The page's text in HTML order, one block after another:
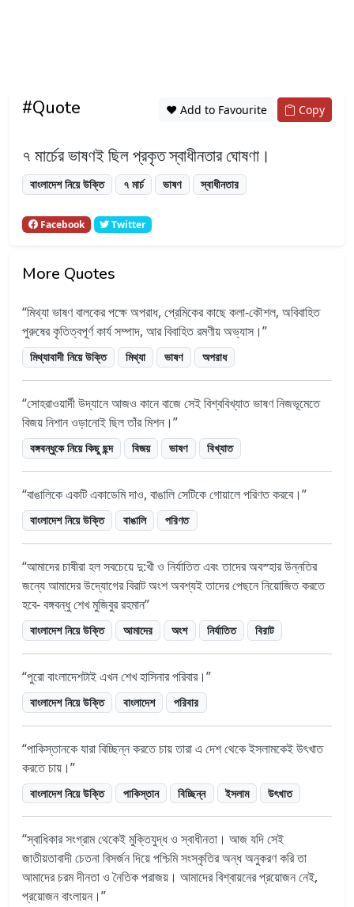
#Quote ❤️ Add to Favourite Copy
৭ মার্চের ভাষণই ছিল প্রকৃত স্বাধীনতার ঘোষণা।
বাংলাদেশ নিয়ে উক্তি ৭ মার্চ ভাষণ স্বাধীনতার
Facebook Twitter
More Quotes
মিথ্যা ভাষণ বালকের পক্ষে অপরাধ, প্রেমিকের কাছে কলা-কৌশল, অবিবাহিত
পুরুষের কৃতিত্বপূর্ণ কার্য সম্পাদ, আর বিবাহিত রমণীয় অভ্যাস।
মিথ্যাবাদী নিয়ে উক্তি মিথ্যা ভাষণ অপরাধ
সোহরাওয়ার্দী উদ্যানে আজও কানে বাজে সেই বিশ্ববিখ্যাত ভাষণ নিজভূমেতে
বিজয় নিশান ওড়ানোই ছিল তাঁর মিশন।
বঙ্গবন্ধুকে নিয়ে কিছু ছন্দ বিজয় ভাষণ বিখ্যাত
বাঙালিকে একটি একাডেমি দাও, বাঙালি সেটিকে গোয়ালে পরিণত করবে।
বাংলাদেশ নিয়ে উক্তি বাঙালি পরিণত
আমাদের চাষীরা হল সবচেয়ে দু:খী ও নির্যাতিত এবং তাদের অবস্হার উন্নতির
জন্যে আমাদের উদ্যোগের বিরাট অংশ অবশ্যই তাদের পেছনে নিয়োজিত করতে
হবে- বঙ্গবন্ধু শেখ মুজিবুর রহমান
বাংলাদেশ নিয়ে উক্তি আমাদের অংশ নির্যাতিত বিরাট
পুরো বাংলাদেশটাই এখন শেখ হাসিনার পরিবার।
বাংলাদেশ নিয়ে উক্তি বাংলাদেশ পরিবার
পাকিস্তানকে যারা বিচ্ছিন্ন করতে চায় তারা এ দেশ থেকে ইসলামকেই উৎখাত
করতে চায়।
বাংলাদেশ নিয়ে উক্তি পাকিস্তান বিচ্ছিন্ন ইসলাম উৎখাত
স্বাধিকার সংগ্রাম থেকেই মুক্তিযুদ্ধ ও স্বাধীনতা। আজ যদি সেই
জাতীয়তাবাদী চেতনা বিসর্জন দিয়ে পশ্চিমি সংস্কৃতির অন্ধ অনুকরণ করি তা
আমাদের চরম দীনতা ও নৈতিক পরাজয়। আমাদের বিশ্বায়নের প্রয়োজন নেই,
প্রয়োজন বাংলায়ন।